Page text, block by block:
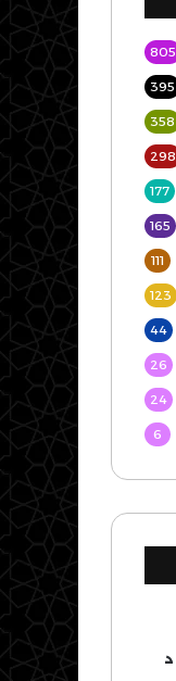
805
395
358
298
177
165
111
123
44
26
24
6
د